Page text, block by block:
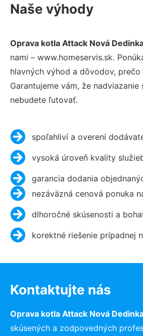
Naše výhody
Oprava kotla Attack Nová
nami – www.homeservis.sk.
hlavných výhod a dôvodov, prečo
Garantujeme vám, že nadviazanie
nebudete ľutovať.
spoľahliví a overení
vysoká úroveň kvality
garancia dodania
nezáväzná cenová ponuka
dlhoročné skúsenosti a
korektné riešenie prípadnej
Kontaktujte nás
Oprava kotla Attack Nová
skúsených a zodpovedných